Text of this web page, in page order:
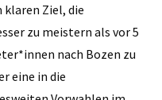
Ziel, die
zu meistern als vor 5
nach Bozen zu
eine in die